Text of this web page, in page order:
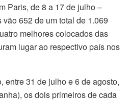
Paris, de 8 a 17 de julho –
652 de um total de 1.069
melhores colocados das
lugar ao respectivo país nos
entre 31 de julho e 6 de agosto,
os dois primeiros de cada